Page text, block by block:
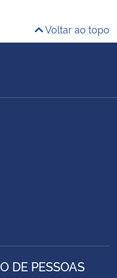
Voltar ao topo
DE PESSOAS